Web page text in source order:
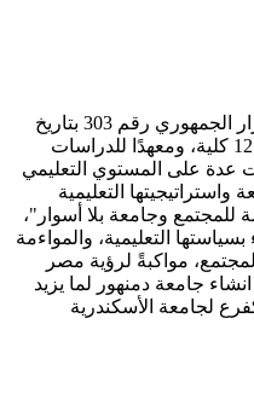
تأسست جامعة دمنهور بمقتضى القرار الجمهوري رقم 303 بتاريخ
26-10-2010، هذا وتضم الجامعة عدد 12 كلية، ومعهدًا للدراسات
عدة على المستوي التعليمي
التعليمية
للمجتمع وجامعة بلا أسوار"،
التعليمية، والمواءمة
مواكبةً لرؤية مصر
انشاء جامعة دمنهور لما يزيد
لجامعة الأسكندرية